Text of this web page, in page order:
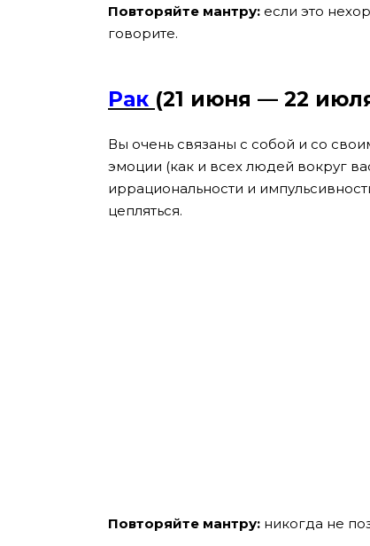
Повторяйте мантру: если это
говорите.
Рак (21 июня — 22
Вы очень связаны с собой и со
эмоции (как и всех людей вокруг
иррациональности и
цепляться.
Повторяйте мантру: никогда не